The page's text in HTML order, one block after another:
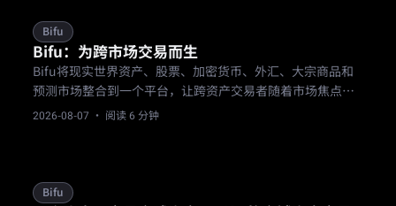
Bifu
Bifu：为跨市场交易而生
Bifu将现实世界资产、股票、加密货币、外汇、大宗商品和
预测市场整合到一个平台，让跨资产交易者随着市场焦点的
变化保有在场权。
2026-08-07 · 阅读 6 分钟
Bifu